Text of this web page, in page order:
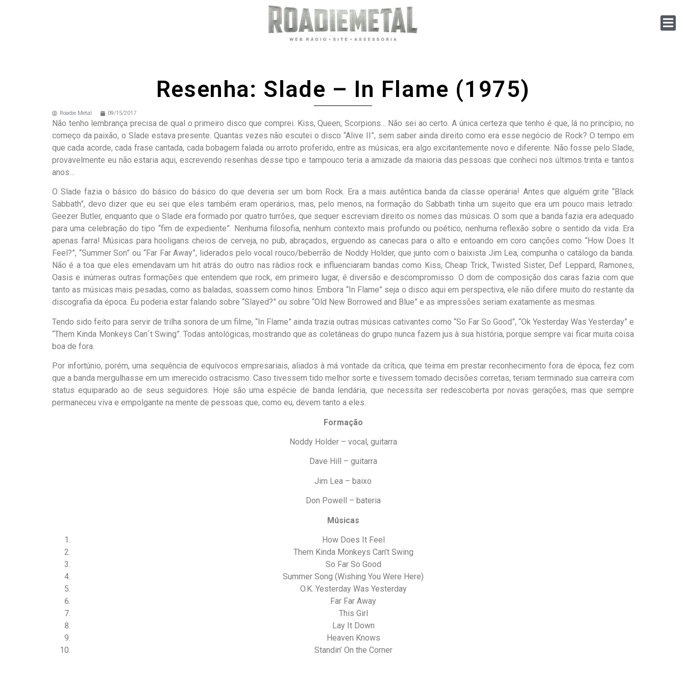
Resenha: Slade – In Flame (1975)
Roadie Metal 09/15/2017
Não tenho lembrança precisa de qual o primeiro disco que comprei. Kiss, Queen, Scorpions… Não sei ao certo. A única certeza que tenho é que, lá no princípio, no
começo da paixão, o Slade estava presente. Quantas vezes não escutei o disco “Alive II”, sem saber ainda direito como era esse negócio de Rock? O tempo em
que cada acorde, cada frase cantada, cada bobagem falada ou arroto proferido, entre as músicas, era algo excitantemente novo e diferente. Não fosse pelo Slade,
provavelmente eu não estaria aqui, escrevendo resenhas desse tipo e tampouco teria a amizade da maioria das pessoas que conheci nos últimos trinta e tantos
anos…
O Slade fazia o básico do básico do básico do que deveria ser um bom Rock. Era a mais autêntica banda da classe operária! Antes que alguém grite “Black
Sabbath”, devo dizer que eu sei que eles também eram operários, mas, pelo menos, na formação do Sabbath tinha um sujeito que era um pouco mais letrado:
Geezer Butler, enquanto que o Slade era formado por quatro turrões, que sequer escreviam direito os nomes das músicas. O som que a banda fazia era adequado
para uma celebração do tipo “fim de expediente”. Nenhuma filosofia, nenhum contexto mais profundo ou poético, nenhuma reflexão sobre o sentido da vida. Era
apenas farra! Músicas para hooligans cheios de cerveja, no pub, abraçados, erguendo as canecas para o alto e entoando em coro canções como “How Does It
Feel?”, “Summer Son” ou “Far Far Away”, liderados pelo vocal rouco/beberrão de Noddy Holder, que junto com o baixista Jim Lea, compunha o catálogo da banda.
Não é a toa que eles emendavam um hit atrás do outro nas rádios rock e influenciaram bandas como Kiss, Cheap Trick, Twisted Sister, Def Leppard, Ramones,
Oasis e inúmeras outras formações que entendem que rock, em primeiro lugar, é diversão e descompromisso. O dom de composição dos caras fazia com que
tanto as músicas mais pesadas, como as baladas, soassem como hinos. Embora “In Flame” seja o disco aqui em perspectiva, ele não difere muito do restante da
discografia da época. Eu poderia estar falando sobre “Slayed?” ou sobre “Old New Borrowed and Blue” e as impressões seriam exatamente as mesmas.
Tendo sido feito para servir de trilha sonora de um filme, “In Flame” ainda trazia outras músicas cativantes como “So Far So Good”, “Ok Yesterday Was Yesterday” e
“Them Kinda Monkeys Can´t Swing”. Todas antológicas, mostrando que as coletâneas do grupo nunca fazem jus à sua história, porque sempre vai ficar muita coisa
boa de fora.
Por infortúnio, porém, uma sequência de equívocos empresariais, aliados à má vontade da crítica, que teima em prestar reconhecimento fora de época, fez com
que a banda mergulhasse em um imerecido ostracismo. Caso tivessem tido melhor sorte e tivessem tomado decisões corretas, teriam terminado sua carreira com
status equiparado ao de seus seguidores. Hoje são uma espécie de banda lendária, que necessita ser redescoberta por novas gerações, mas que sempre
permaneceu viva e empolgante na mente de pessoas que, como eu, devem tanto a eles.
Formação
Noddy Holder – vocal, guitarra
Dave Hill – guitarra
Jim Lea – baixo
Don Powell – bateria
Músicas
How Does It Feel
Them Kinda Monkeys Can’t Swing
So Far So Good
Summer Song (Wishing You Were Here)
O.K. Yesterday Was Yesterday
Far Far Away
This Girl
Lay It Down
Heaven Knows
Standin’ On the Corner